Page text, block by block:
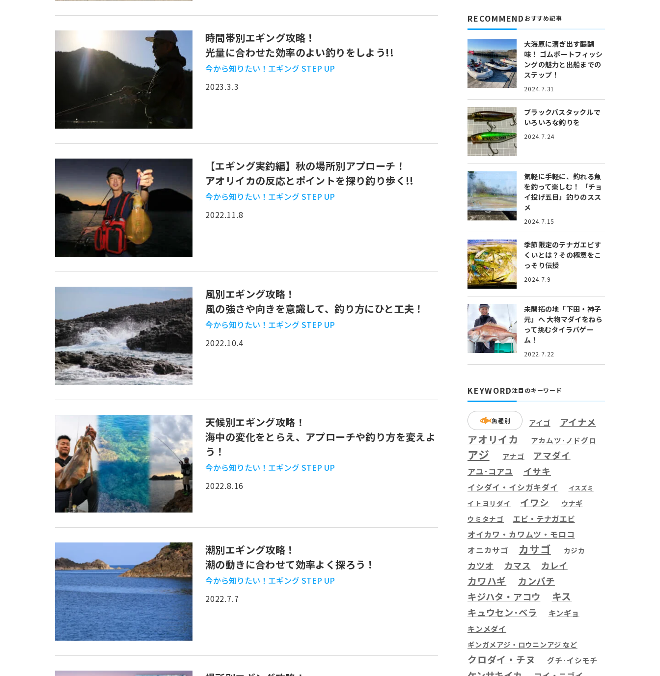
時間帯別エギング攻略！
光量に合わせた効率のよい釣りをしよう!!
今から知りたい！エギング STEP UP
2023.3.3
【エギング実釣編】秋の場所別アプローチ！
アオリイカの反応とポイントを探り釣り歩く!!
今から知りたい！エギング STEP UP
2022.11.8
風別エギング攻略！
風の強さや向きを意識して、釣り方にひと工夫！
今から知りたい！エギング STEP UP
2022.10.4
天候別エギング攻略！
海中の変化をとらえ、アプローチや釣り方を変えよ
う！
今から知りたい！エギング STEP UP
2022.8.16
潮別エギング攻略！
潮の動きに合わせて効率よく探ろう！
今から知りたい！エギング STEP UP
2022.7.7
RECOMMEND おすすめ記事
大海原に漕ぎ出す醍醐
味！ ゴムボートフィッシ
ングの魅力と出船までの
ステップ！
2024.7.31
ブラックバスタックルで
いろいろな釣りを
2024.7.24
気軽に手軽に、釣れる魚
を釣って楽しむ！
「チョ
イ投げ五目」釣りのスス
メ
2024.7.15
季節限定のテナガエビす
くいとは？ その極意をこ
っそり伝授
2024.7.9
未開拓の地「下田・神子
元」へ大物マダイをねら
って挑むタイラバゲー
ム！
2022.7.22
KEYWORD注目のキーワード
魚種別 アイゴ アイナメ
アオリイカ アカムツ･ノドグロ
アジ アナゴ アマダイ
アユ･コアユ イサキ
イシダイ・イシガキダイ イスズミ
イトヨリダイ イワシ ウナギ
ウミタナゴ エビ・テナガエビ
オイカワ・カワムツ・モロコ
オニカサゴ カサゴ カジカ
カツオ カマス カレイ
カワハギ
カンパチ
キジハタ・アコウ
キス
キュウセン･ベラ キンギョ
キンメダイ
ギンガメアジ・ロウニンアジ など
クロダイ・チヌ グチ･イシモチ